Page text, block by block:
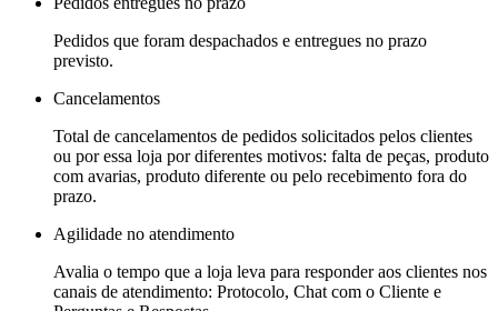
Pedidos que foram despachados e entregues no prazo
previsto.
Cancelamentos
Total de cancelamentos de pedidos solicitados pelos clientes
ou por essa loja por diferentes motivos: falta de peças, produto
com avarias, produto diferente ou pelo recebimento fora do
prazo.
Agilidade no atendimento
Avalia o tempo que a loja leva para responder aos clientes nos
canais de atendimento: Protocolo, Chat com o Cliente e